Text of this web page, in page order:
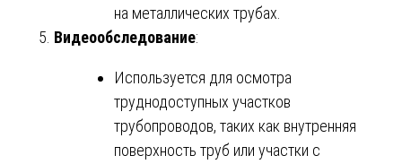
на металлических трубах.
Видеообследование:
Используется для осмотра
труднодоступных участков
трубопроводов, таких как внутренняя
поверхность труб или участки с